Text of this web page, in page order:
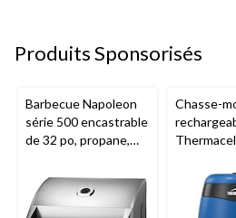
Produits Sponsorisés
Barbecue Napoleon
série 500 encastrable
de 32 po, propane,
Chasse-